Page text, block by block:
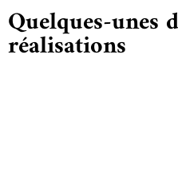
Quelques-unes
réalisations